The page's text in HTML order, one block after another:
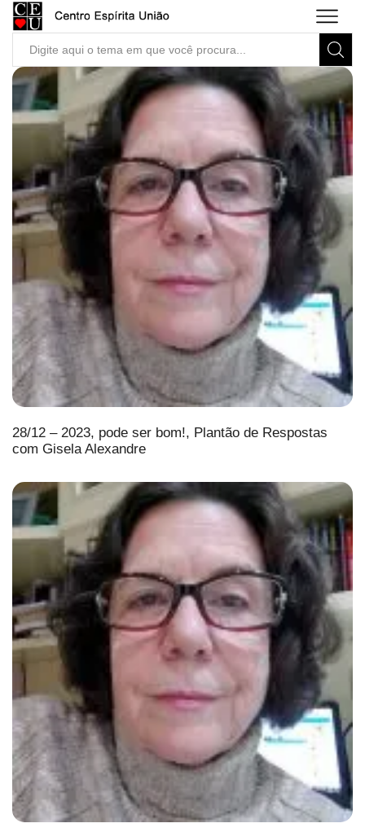
Search
28/12 – 2023, pode ser bom!, Plantão de Respostas
com Gisela Alexandre